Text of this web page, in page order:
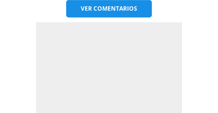
VERCOMENTARIOS